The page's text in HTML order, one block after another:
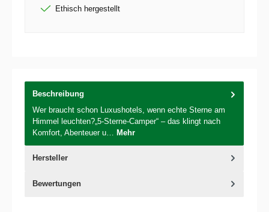
Ethisch hergestellt
Beschreibung
Wer braucht schon Luxushotels, wenn echte Sterne am
Himmel leuchten?„5-Sterne-Camper“ – das klingt nach
Komfort, Abenteuer u… Mehr
Hersteller
Bewertungen